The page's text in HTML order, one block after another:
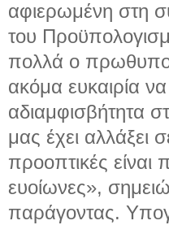
αφιερωμένη στη
του
πολλά ο
ακόμα ευκαιρία
αδιαμφισβήτητα
μας έχει αλλάξει
προοπτικές είναι
ευοίωνες»,
παράγοντας.